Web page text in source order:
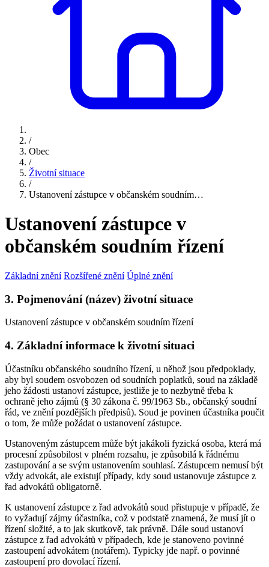
/
Obec
/
Životní situace
/
Ustanovení zástupce v občanském soudním…
Ustanovení zástupce v
občanském soudním řízení
Základní znění Rozšířené znění Úplné znění
3. Pojmenování (název) životní situace
Ustanovení zástupce v občanském soudním řízení
4. Základní informace k životní situaci
Účastníku občanského soudního řízení, u něhož jsou předpoklady,
aby byl soudem osvobozen od soudních poplatků, soud na základě
jeho žádosti ustanoví zástupce, jestliže je to nezbytně třeba k
ochraně jeho zájmů (§ 30 zákona č. 99/1963 Sb., občanský soudní
řád, ve znění pozdějších předpisů). Soud je povinen účastníka poučit
o tom, že může požádat o ustanovení zástupce.
Ustanoveným zástupcem může být jakákoli fyzická osoba, která má
procesní způsobilost v plném rozsahu, je způsobilá k řádnému
zastupování a se svým ustanovením souhlasí. Zástupcem nemusí být
vždy advokát, ale existují případy, kdy soud ustanovuje zástupce z
řad advokátů obligatorně.
K ustanovení zástupce z řad advokátů soud přistupuje v případě, že
to vyžadují zájmy účastníka, což v podstatě znamená, že musí jít o
řízení složité, a to jak skutkově, tak právně. Dále soud ustanoví
zástupce z řad advokátů v případech, kde je stanoveno povinné
zastoupení advokátem (notářem). Typicky jde např. o povinné
zastoupení pro dovolací řízení.